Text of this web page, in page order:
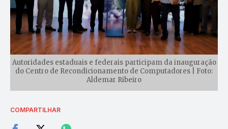
Autoridades estaduais e federais participam da inauguração
do Centro de Recondicionamento de Computadores | Foto:
Aldemar Ribeiro
COMPARTILHAR